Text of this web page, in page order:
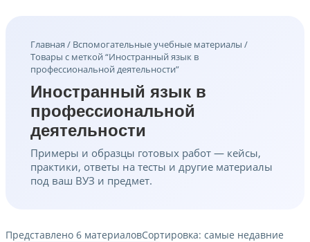
Главная / Вспомогательные учебные материалы /
Товары с меткой “Иностранный язык в
профессиональной деятельности”
Иностранный язык в
профессиональной
деятельности
Примеры и образцы готовых работ — кейсы,
практики, ответы на тесты и другие материалы
под ваш ВУЗ и предмет.
Представлено 6 материаловСортировка: самые недавние